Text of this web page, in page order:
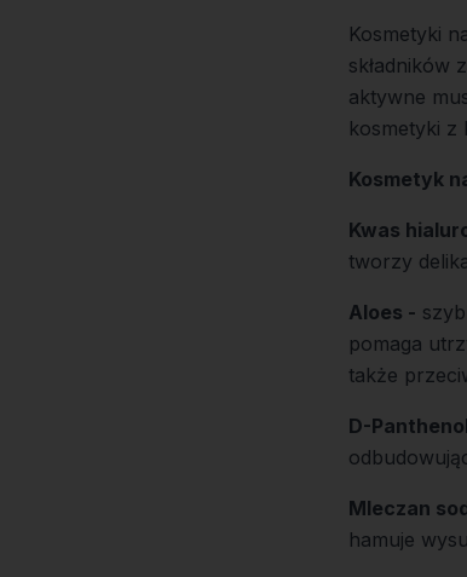
Kosmetyki
składników
aktywne
kosmetyki z
Kosmetyk
Kwas
tworzy
Aloes -
pomaga
także
D-
Mleczan
hamuje